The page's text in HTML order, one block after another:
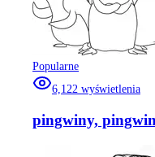
Popularne
6,122 wyświetlenia
pingwiny,